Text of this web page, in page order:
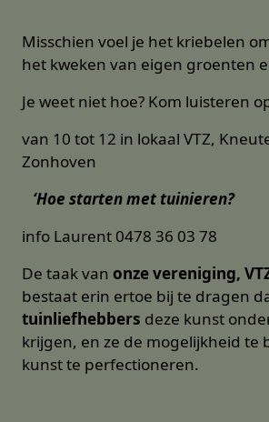
Misschien voel je het kriebelen
het kweken van eigen groenten
Je weet niet hoe? Kom luisteren
van 10 tot 12 in lokaal VTZ,
Zonhoven
‘Hoe starten met tuinieren?
info Laurent 0478 36 03 78
De taak van onze vereniging,
bestaat erin ertoe bij te dragen
tuinliefhebbers deze kunst
krijgen, en ze de mogelijkheid te
kunst te perfectioneren.